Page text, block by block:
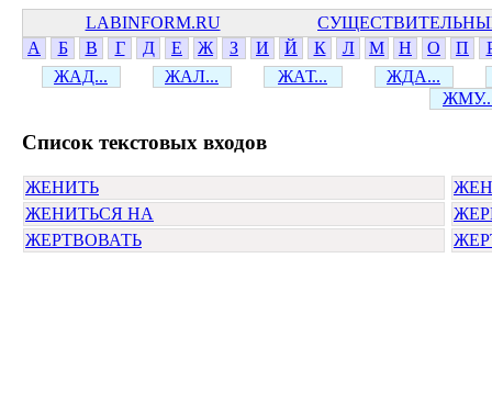
LABINFORM.RU
А
Б В Г Д Е Ж З И Й К Л М Н О П
ЖАД...
ЖАЛ... ЖАТ...
ЖДА...
Cписок текстовых входов
ЖЕНИТЬ
ЖЕНИТЬСЯ НА
ЖЕРТВОВАТЬ